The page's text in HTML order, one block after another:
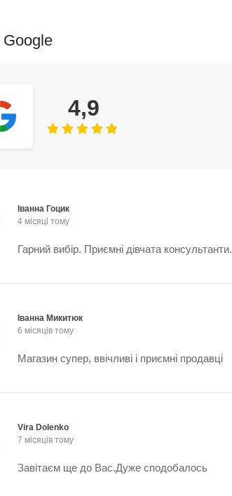
Google
4,9
Іванна Гоцик
4 місяці тому
Гарний вибір. Приємні дівчата консультанти.
Іванна Микитюк
6 місяців тому
Магазин супер, ввічливі і приємні продавці
Vira Dolenko
7 місяців тому
Завітаєм ще до Вас.Дуже сподобалось